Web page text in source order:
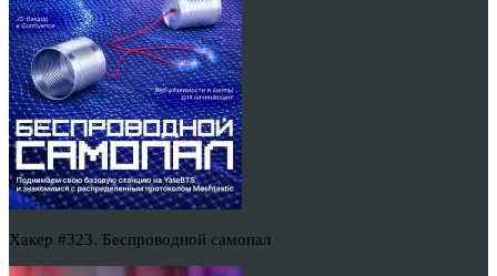
Хакер #323. Беспроводной самопал